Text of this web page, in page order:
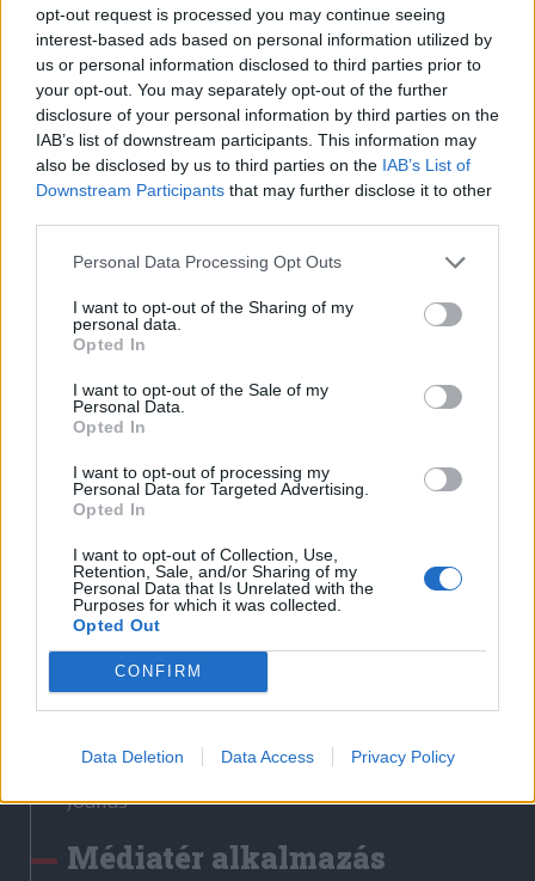
opt-out request is processed you may continue seeing
interest-based ads based on personal information utilized by
us or personal information disclosed to third parties prior to
your opt-out. You may separately opt-out of the further
disclosure of your personal information by third parties on the
IAB’s list of downstream participants. This information may
also be disclosed by us to third parties on the IAB’s List of
Downstream Participants that may further disclose it to other
Personal Data Processing Opt Outs
I want to opt-out of the Sharing of my
personal data.
Opted In
I want to opt-out of the Sale of my
Personal Data.
Opted In
I want to opt-out of processing my
Personal Data for Targeted Advertising.
Opted In
I want to opt-out of Collection, Use,
Retention, Sale, and/or Sharing of my
Personal Data that Is Unrelated with the
Purposes for which it was collected.
Opted Out
CONFIRM
Data Deletion Data Access Privacy Policy
Hasznos
Impresszum
Szerzői jogok
Adatvédelmi tájékoztató
Cookie-kezelési tájékoztató
Hozzászólási szabályzat
Nyomtatott lapjaink archívuma
Székely Hírmondó archívuma
Sütibeállítások
Médiatér
Liget
Krónika
Bihari Napló
Erdélyi Napló
Főtér
Rádió GaGa
Jóállás
Médiatér alkalmazás